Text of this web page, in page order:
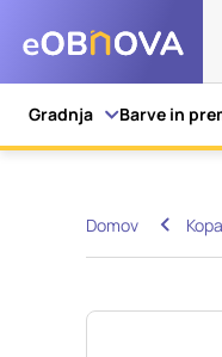
Gradnja Barve in
Domov